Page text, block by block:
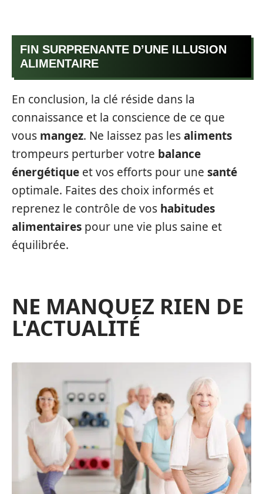
FIN SURPRENANTE D’UNE ILLUSION
ALIMENTAIRE
En conclusion, la clé réside dans la
connaissance et la conscience de ce que
vous mangez. Ne laissez pas lesaliments
trompeurs perturber votre balance
énergétique et vos efforts pour une santé
optimale. Faites des choix informés et
reprenez le contrôle de vos habitudes
alimentaires pour une vie plus saine et
équilibrée.
NE MANQUEZ RIEN DE
L'ACTUALITÉ